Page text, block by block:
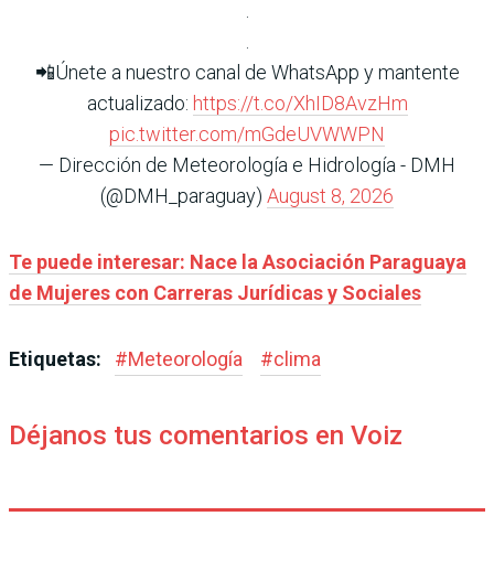
📲Únete a nuestro canal de WhatsApp y mantente
actualizado: https://t.co/XhID8AvzHm
pic.twitter.com/mGdeUVWWPN
— Dirección de Meteorología e Hidrología - DMH
(@DMH_paraguay) August 8, 2026
Te puede interesar: Nace la Asociación Paraguaya
de Mujeres con Carreras Jurídicas y Sociales
Etiquetas: #Meteorología #clima
Déjanos tus comentarios en Voiz